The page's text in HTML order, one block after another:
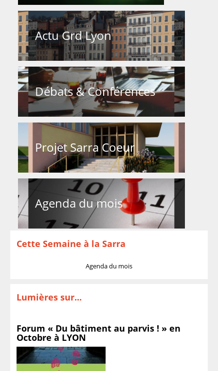
Actu Grd Lyon
Débats & Conférences
Projet Sarra Coeur
Agenda du mois
Cette Semaine à la Sarra
Agenda du mois
Lumières sur...
Forum « Du bâtiment au parvis ! » en
Octobre à LYON